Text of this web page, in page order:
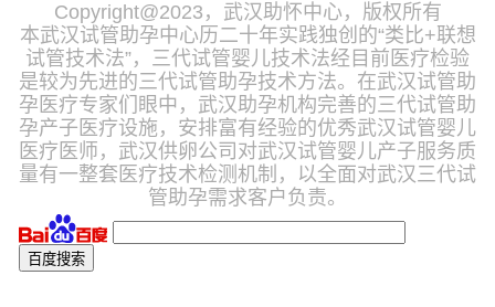
Copyright@2023，武汉助怀中心，版权所有
本武汉试管助孕中心历二十年实践独创的“类比+联想
试管技术法”，三代试管婴儿技术法经目前医疗检验
是较为先进的三代试管助孕技术方法。在武汉试管助
孕医疗专家们眼中，武汉助孕机构完善的三代试管助
孕产子医疗设施，安排富有经验的优秀武汉试管婴儿
医疗医师，武汉供卵公司对武汉试管婴儿产子服务质
量有一整套医疗技术检测机制，以全面对武汉三代试
管助孕需求客户负责。